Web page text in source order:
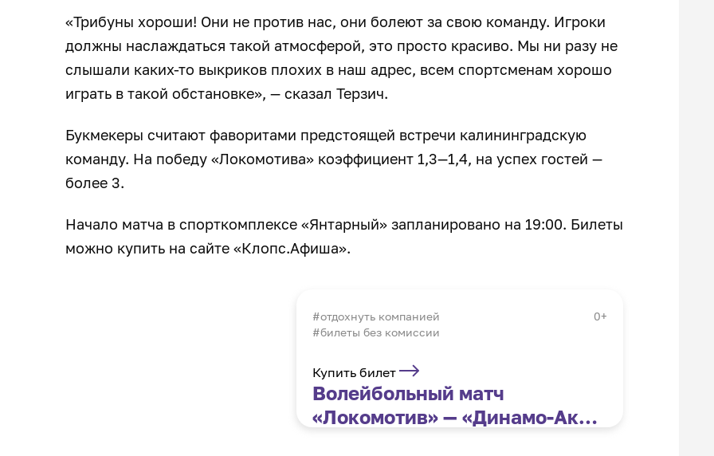
«Трибуны хороши! Они не против нас, они болеют за свою команду. Игроки
должны наслаждаться такой атмосферой, это просто красиво. Мы ни разу не
слышали каких-то выкриков плохих в наш адрес, всем спортсменам хорошо
играть в такой обстановке», — сказал Терзич.
Букмекеры считают фаворитами предстоящей встречи калининградскую
команду. На победу «Локомотива» коэффициент 1,3—1,4, на успех гостей —
более 3.
Начало матча в спорткомплексе «Янтарный» запланировано на 19:00. Билеты
можно купить на сайте «Клопс.Афиша».
0+
отдохнуть компанией
#билеты без комиссии
Купить билет
Волейбольный матч
«Локомотив» — «Динамо-Ак